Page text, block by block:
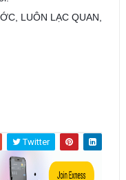
LUÔN LẠC QUAN,
Twitter